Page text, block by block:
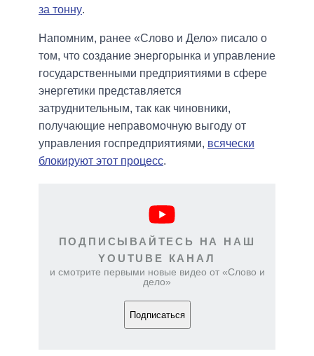
за тонну.
Напомним, ранее «Слово и Дело» писало о
том, что создание энергорынка и управление
государственными предприятиями в сфере
энергетики представляется
затруднительным, так как чиновники,
получающие неправомочную выгоду от
управления госпредприятиями, всячески
блокируют этот процесс.
ПОДПИСЫВАЙТЕСЬ НА НАШ
YOUTUBE КАНАЛ
и смотрите первыми новые видео от «Слово и
дело»
Подписаться